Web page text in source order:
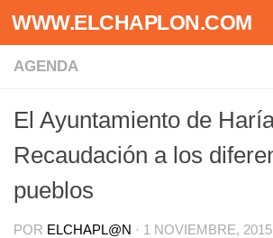
Saltar al contenido
WWW.ELCHAPLON.COM
AGENDA
El Ayuntamiento de
Recaudación a los
pueblos
POR ELCHAPL@N · 1 NOVIEMBRE, 2015